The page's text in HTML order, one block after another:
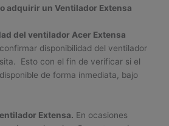
adquirir un Ventilador Extensa
del ventilador Acer Extensa
disponibilidad del ventilador
Esto con el fin de verificar si el
de forma inmediata, bajo
Extensa. En ocasiones